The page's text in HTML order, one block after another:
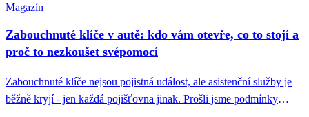
Magazín
Zabouchnuté klíče v autě: kdo vám otevře, co to stojí a
proč to nezkoušet svépomocí
Zabouchnuté klíče nejsou pojistná událost, ale asistenční služby je
běžně kryjí - jen každá pojišťovna jinak. Prošli jsme podmínky